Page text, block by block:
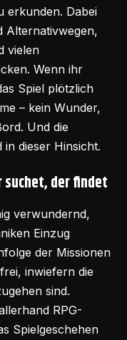
erkunden. Dabei
Alternativwegen,
vielen
Wenn ihr
Spiel plötzlich
– kein Wunder,
Und die
dieser Hinsicht.
suchet, der findet
verwundernd,
Einzug
der Missionen
inwiefern die
sind.
RPG-
Spielgeschehen